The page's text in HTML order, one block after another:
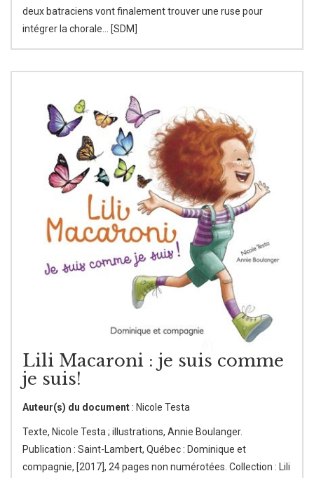
deux batraciens vont finalement trouver une ruse pour
intégrer la chorale… [SDM]
Lili Macaroni : je suis comme
je suis!
Auteur(s) du document : Nicole Testa
Texte, Nicole Testa ; illustrations, Annie Boulanger.
Publication : Saint-Lambert, Québec : Dominique et
compagnie, [2017], 24 pages non numérotées. Collection : Lili